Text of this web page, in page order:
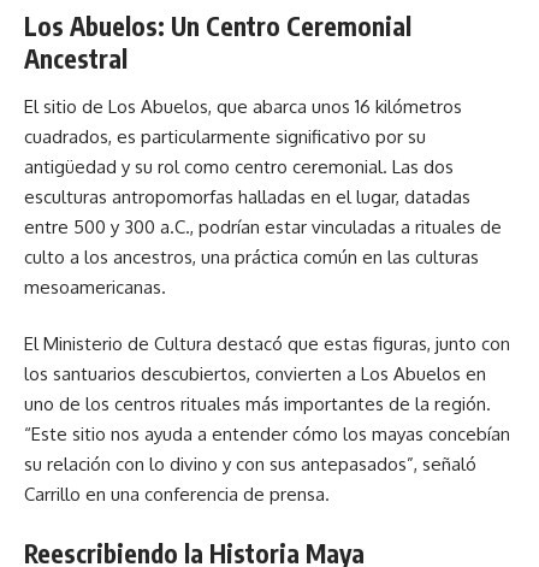
Los Abuelos: Un Centro Ceremonial
Ancestral
El sitio de Los Abuelos, que abarca unos 16 kilómetros
cuadrados, es particularmente significativo por su
antigüedad y su rol como centro ceremonial. Las dos
esculturas antropomorfas halladas en el lugar, datadas
entre 500 y 300 a.C., podrían estar vinculadas a rituales de
culto a los ancestros, una práctica común en las culturas
mesoamericanas.
El Ministerio de Cultura destacó que estas figuras, junto con
los santuarios descubiertos, convierten a Los Abuelos en
uno de los centros rituales más importantes de la región.
“Este sitio nos ayuda a entender cómo los mayas concebían
su relación con lo divino y con sus antepasados”, señaló
Carrillo en una conferencia de prensa.
Reescribiendo la Historia Maya